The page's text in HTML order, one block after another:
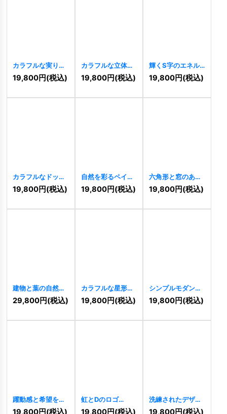
カラフルな実りの
木と希望のロゴ
9647
19,800円(税込)
カラフルな立体キ
ューブのロゴ
9619
19,800円(税込)
輝くS字のエネル
ギー渦巻きロゴ
9610
19,800円(税込)
カラフルなドット
の無限大ロゴ
9502
19,800円(税込)
自然を彩るペイン
トローラーロゴ
9354
19,800円(税込)
六角形と窓のある
Cロゴ[9283]
19,800円(税込)
建物と葉の自然共
生ロゴ [9330]
29,800円(税込)
カラフルな星形の
花のロゴ [9216]
19,800円(税込)
シンプルモダンな
Aロゴ[9212]
19,800円(税込)
躍動感と希望を象
徴する「D」のロ
19,800円(税込)
虹とDのロゴ
[9196]
19,800円(税込)
洗練されたデザイ
ンで結びつくSCの
19,800円(税込)